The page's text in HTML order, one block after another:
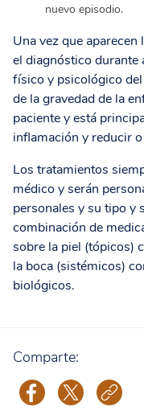
nuevo episodio.
Una vez que
el diagnóstico durante
físico y psicológico
de la gravedad de la
paciente y está
inflamación y reducir
Los tratamientos
médico y serán
personales y su tipo y
combinación de
sobre la piel (tópicos)
la boca (sistémicos)
biológicos.
Comparte: